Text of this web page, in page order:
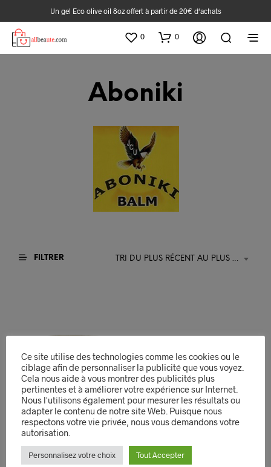
Un gel Eco olive oil 8oz offert à partir de 20€ d‘achats
0 0
Aboniki
FILTRER TRI DU PLUS RÉCENT AU PLUS ANCIEN
Ce site utilise des technologies comme les cookies ou le
ciblage afin de personnaliser la publicité que vous voyez.
Cela nous aide à vous montrer des publicités plus
pertinentes et à améliorer votre expérience sur Internet.
Nous l'utilisons également pour mesurer les résultats ou
adapter le contenu de notre site Web. Puisque nous
respectons votre vie privée, nous vous demandons votre
autorisation.
Personnalisez votre choix Tout Accepter